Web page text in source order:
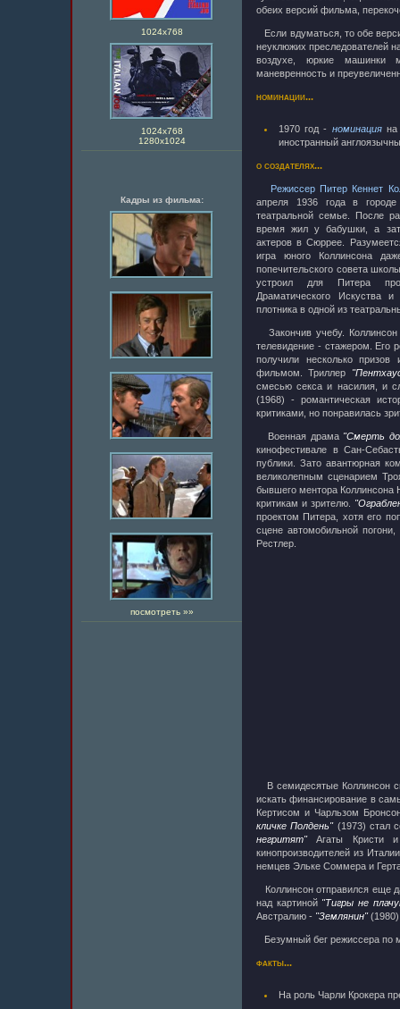
1024х768
1024х768
1280x1024
Кадры из фильма:
посмотреть »»
обеих версий фильма,
Если вдуматься, то обе
неуклюжих преследователей
воздухе, юркие машинки
маневренность и
номинации...
1970 год - номинацияна
иностранный
о создателях...
Режиссер Питер Кеннет
апреля 1936 года в
театральной семье. После
время жил у бабушки, а
актеров в Сюррее.
игра юного Коллинсона
попечительского совета
устроил для Питера
Драматического
плотника в одной из
Закончив учебу. Коллинсон
телевидение - стажером. Его
получили несколько
фильмом. Триллер
смесью секса и насилия, и
(1968) - романтическая
критиками, но понравилась
Военная драма "Смерть
кинофестивале в Сан-
публики. Зато авантюрная
великолепным сценарием
бывшего ментора Коллинсона
критикам и зрителю.
проектом Питера, хотя его
сцене автомобильной
Рестлер.
В семидесятые Коллинсон
искать финансирование в
Кертисом и Чарльзом
кличке Полдень"(1973) стал
негритят"Агаты Кристи
кинопроизводителей из
немцев Эльке Соммера и
Коллинсон отправился еще
над картиной "Тигры не
Австралию - "Землянин"
Безумный бег режиссера по
факты...
На роль Чарли Крокера